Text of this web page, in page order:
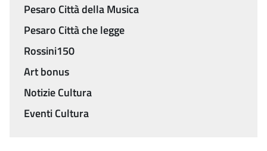
Pesaro Città della Musica
Pesaro Città che legge
Rossini150
Art bonus
Notizie Cultura
Eventi Cultura